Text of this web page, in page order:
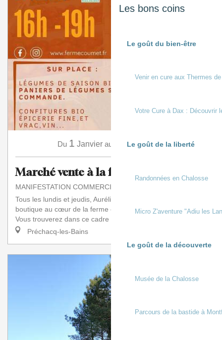
Les bons coins
Le goût du bien-être
Venir en cure aux Thermes
Votre Cure à Dax : Découvrir
Le goût de la liberté
Randonnées en Chalosse
Micro Z'aventure "Adiu les
Le goût de la découverte
Musée de la Chalosse
Parcours de la bastide à
Du 1 Janvier au Décembre
Marché vente à la ferme
MANIFESTATION COMMERCIALE
Tous les lundis et jeudis, Aurélie vous accueille dans sa
boutique au cœur de la ferme en maraîchage biologique.
Vous trouverez dans ce cadre agréable...
Préchacq-les-Bains